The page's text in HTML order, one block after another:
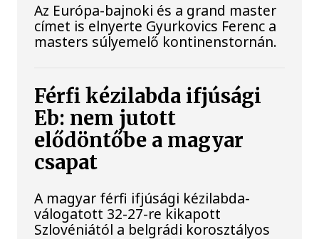
Az Európa-bajnoki és a grand master
címet is elnyerte Gyurkovics Ferenc a
masters súlyemelő kontinenstornán.
Férfi kézilabda ifjúsági
Eb: nem jutott
elődöntőbe a magyar
csapat
A magyar férfi ifjúsági kézilabda-
válogatott 32-27-re kikapott
Szlovéniától a belgrádi korosztályos